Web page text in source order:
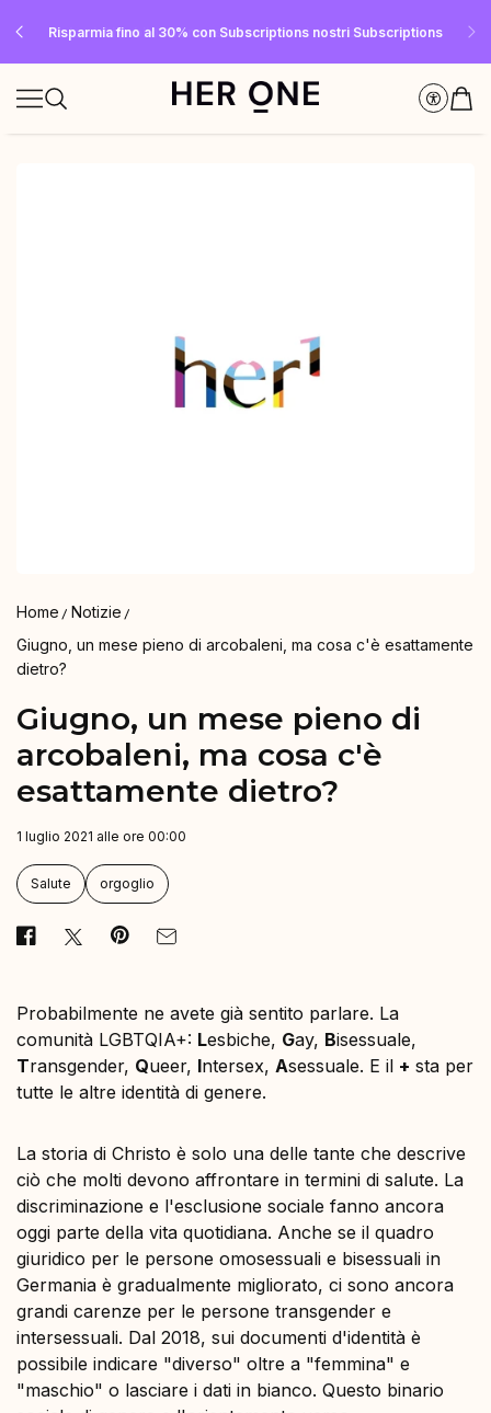
esaurimento scorte!
Iscriviti subito alla newsletter e ricevi un buono da 10 €
Risparmia fino al 30% con Subscriptions nostri Subscriptions
Home
Notizie
Giugno, un mese pieno di arcobaleni, ma cosa c'è esattamente
dietro?
Giugno, un mese pieno di
arcobaleni, ma cosa c'è
esattamente dietro?
1 luglio 2021 alle ore 00:00
Salute orgoglio
Probabilmente ne avete già sentito parlare. La
comunità LGBTQIA+: Lesbiche, Gay, Bisessuale,
Transgender, Queer, Intersex, Asessuale. E il + sta per
tutte le altre identità di genere.
La storia di Christo è solo una delle tante che descrive
ciò che molti devono affrontare in termini di salute. La
discriminazione e l'esclusione sociale fanno ancora
oggi parte della vita quotidiana. Anche se il quadro
giuridico per le persone omosessuali e bisessuali in
Germania è gradualmente migliorato, ci sono ancora
grandi carenze per le persone transgender e
intersessuali. Dal 2018, sui documenti d'identità è
possibile indicare "diverso" oltre a "femmina" e
"maschio" o lasciare i dati in bianco. Questo binario